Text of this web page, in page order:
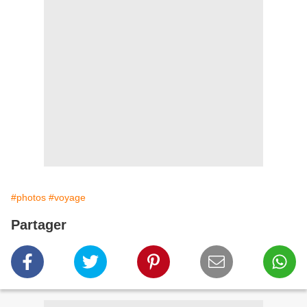
#photos #voyage
Partager